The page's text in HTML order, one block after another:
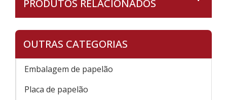
PRODUTOS RELACIONADOS
OUTRAS CATEGORIAS
Embalagem de papelão
Placa de papelão